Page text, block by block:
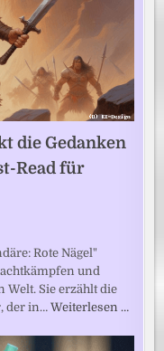
die Gedanken
Read für
Rote Nägel"
und
Welt. Sie erzählt die
der in…Weiterlesen …